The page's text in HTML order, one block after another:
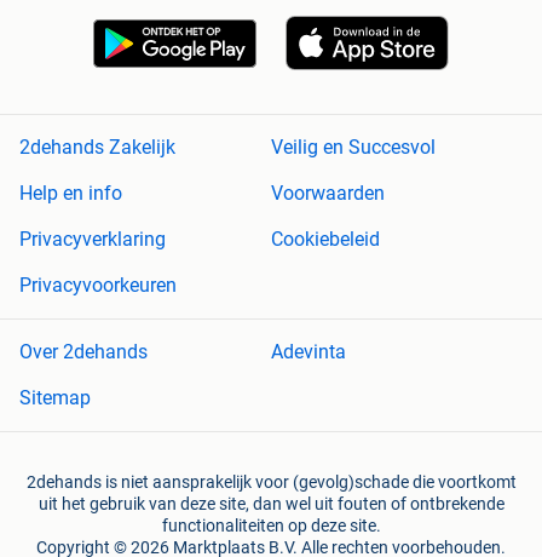
2dehands Zakelijk
Veilig en Succesvol
Help en info
Voorwaarden
Privacyverklaring
Cookiebeleid
Privacyvoorkeuren
Over 2dehands
Adevinta
Sitemap
2dehands is niet aansprakelijk voor (gevolg)schade die voortkomt
uit het gebruik van deze site, dan wel uit fouten of ontbrekende
functionaliteiten op deze site.
Copyright © 2026 Marktplaats B.V. Alle rechten voorbehouden.